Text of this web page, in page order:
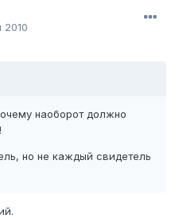
2010
наоборот должно
но не каждый свидетель